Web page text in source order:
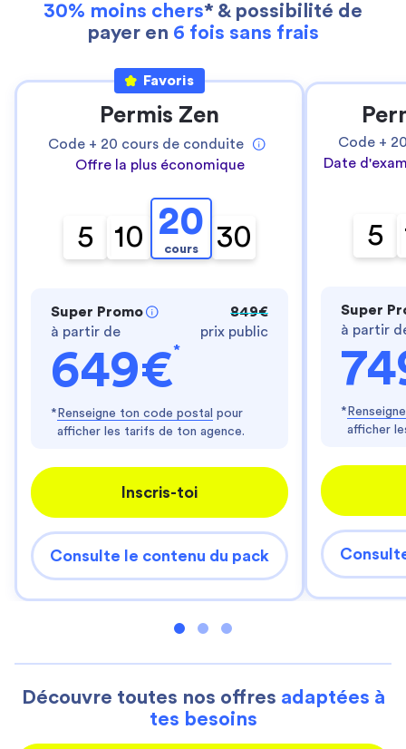
30% moins chers* & possibilité de
payer en 6 fois sans frais
Favoris
Permis Zen
Code + 20 cours de conduite
Offre la plus économique
5 10 20
cours 30
Super Promo
à partir de
649€*
849€
prix public
* Renseigne ton code postal pour
afficher les tarifs de ton agence.
Inscris-toi
Consulte le contenu du pack
Code +
Date
5
Super
à partir
*
afficher
Découvre toutes nos offres adaptées à
tes besoins